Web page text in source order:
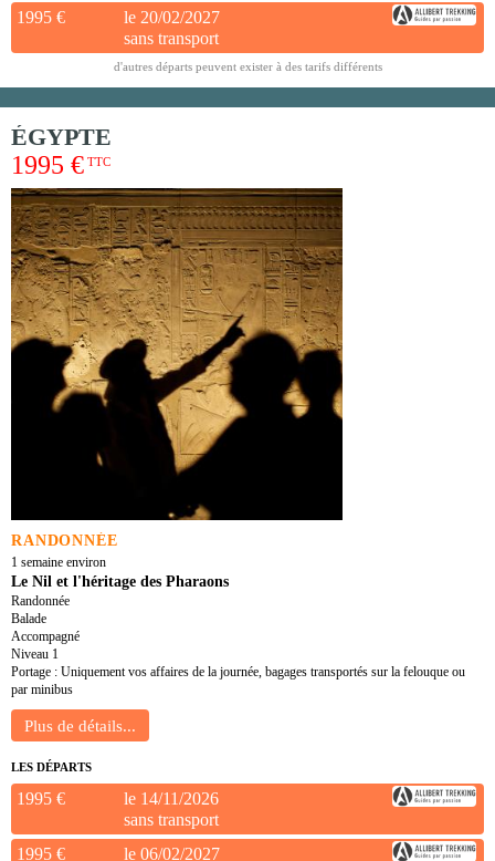
1995 €
le 20/02/2027
sans transport
d'autres départs peuvent exister à des tarifs différents
ÉGYPTE
1995 € TTC
RANDONNÉE
1 semaine environ
Le Nil et l'héritage des Pharaons
Randonnée
Balade
Accompagné
Niveau 1
Portage : Uniquement vos affaires de la journée, bagages transportés sur la felouque ou
par minibus
LES DÉPARTS
1995 €
le 14/11/2026
sans transport
1995 €
le 06/02/2027